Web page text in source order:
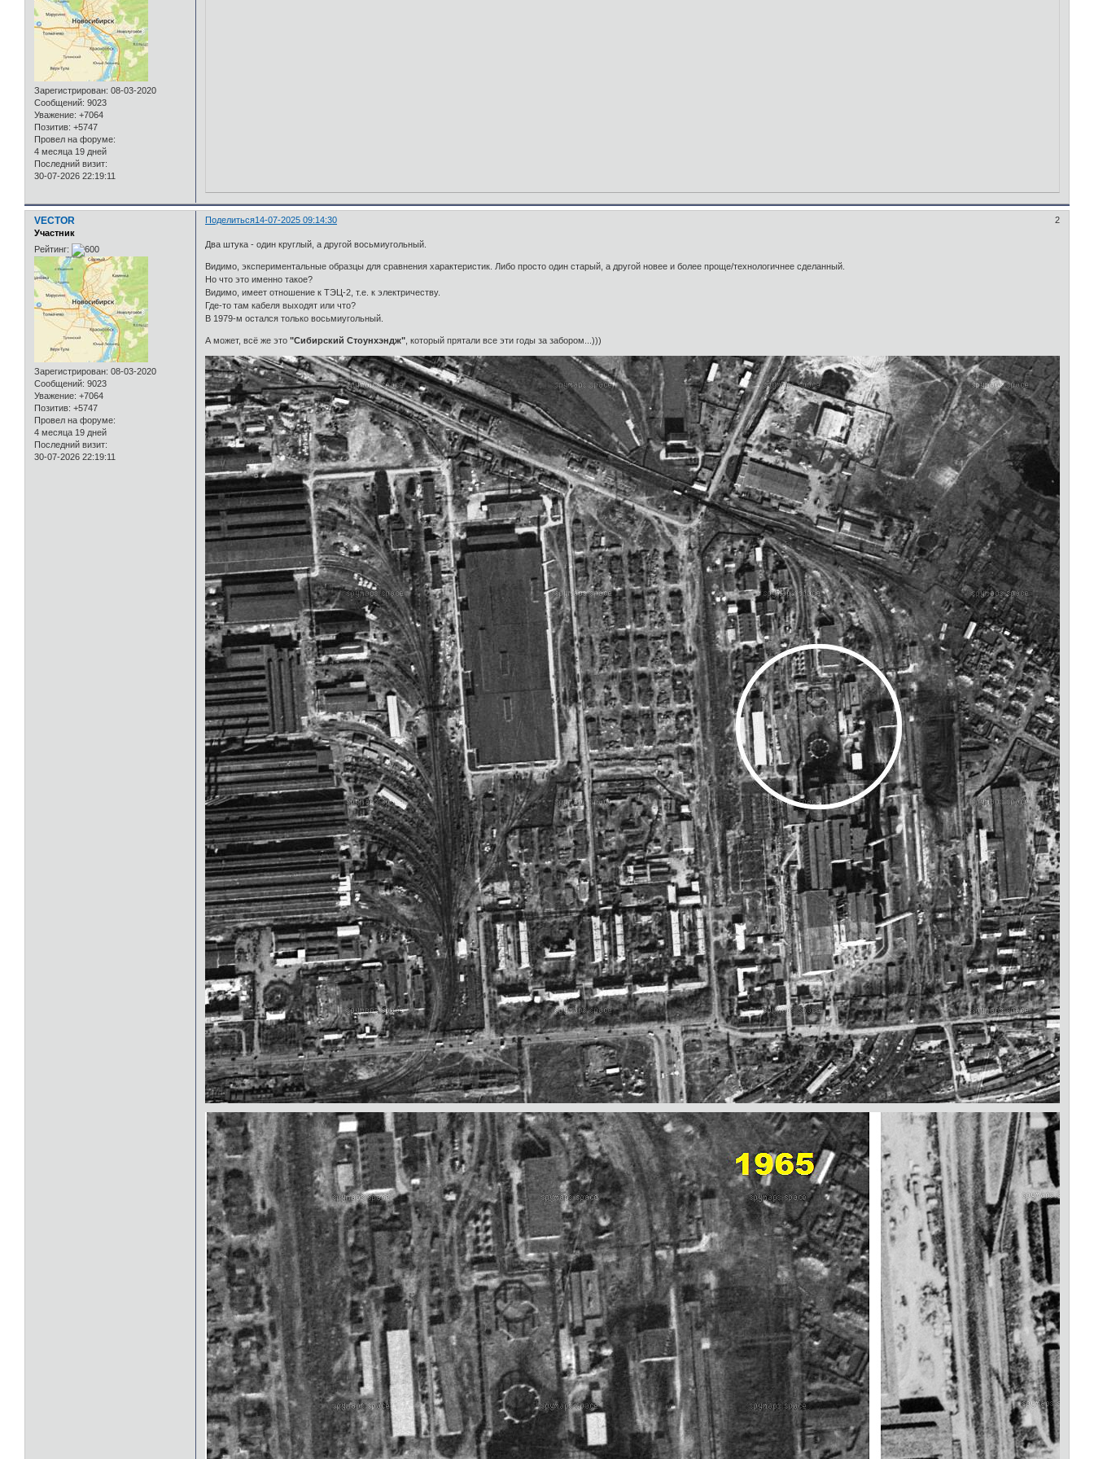
Зарегистрирован: 08-03-2020
Сообщений: 9023
Уважение: +7064
Позитив: +5747
Провел на форуме:
4 месяца 19 дней
Последний визит:
30-07-2026 22:19:11
Поделиться 2
14-07-2025 09:14:30
VECTOR
Участник
Рейтинг:
Зарегистрирован: 08-03-2020
Сообщений: 9023
Уважение: +7064
Позитив: +5747
Провел на форуме:
4 месяца 19 дней
Последний визит:
30-07-2026 22:19:11
Два штука - один круглый, а другой восьмиугольный.
Видимо, экспериментальные образцы для сравнения характеристик. Либо просто один старый, а другой новее и более проще/технологичнее сделанный.
Но что это именно такое?
Видимо, имеет отношение к ТЭЦ-2, т.е. к электричеству.
Где-то там кабеля выходят или что?
В 1979-м остался только восьмиугольный.
А может, всё же это"Сибирский Стоунхэндж" , который прятали все эти годы за забором...)))